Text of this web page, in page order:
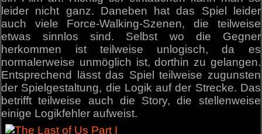
leider nicht ganz. Daneben hat das Spiel leider
auch viele Force-Walking-Szenen, die teilweise
etwas sinnlos sind. Selbst wo die Gegner
herkommen ist teilweise unlogisch, da es
normalerweise unmöglich ist, dorthin zu gelangen.
Entsprechend lässt das Spiel teilweise zugunsten
der Spielgestaltung, die Logik auf der Strecke. Das
betrifft teilweise auch die Story, die stellenweise
einige Logikfehler aufweist.